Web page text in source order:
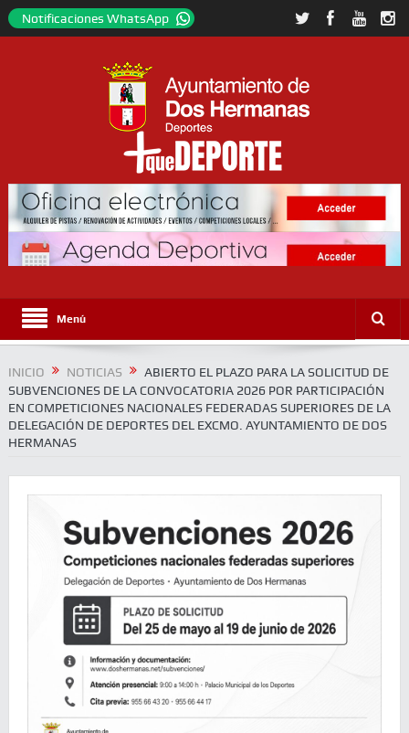
Notificaciones WhatsApp
Menú
INICIO NOTICIAS
ABIERTO EL PLAZO PARA LA SOLICITUD DE
SUBVENCIONES DE LA CONVOCATORIA 2026 POR PARTICIPACIÓN
EN COMPETICIONES NACIONALES FEDERADAS SUPERIORES DE LA
DELEGACIÓN DE DEPORTES DEL EXCMO. AYUNTAMIENTO DE DOS
HERMANAS